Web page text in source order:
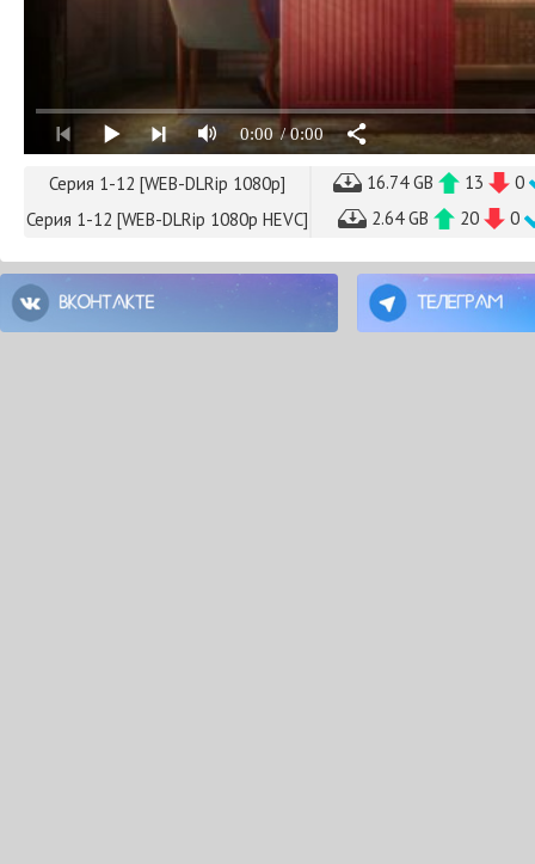
0:00 / 0:00
Серия 1-12 [WEB-DLRip 1080p] 16.74 GB 13
0
Серия 1-12 [WEB-DLRip 1080p HEVC]
2.64 GB 20 0